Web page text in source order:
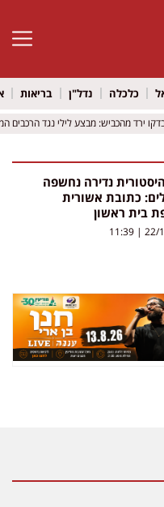
פתח
כלכלה נדל"ן בריאות
ירד מהכביש: מבצע לילי נגד הרכבים
ירד מהכביש: מבצע לילי נגד הרכבים
נדירה נחשפה
כתובת אשורית
בית ראשון
22/